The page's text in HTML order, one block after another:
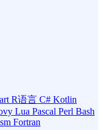
R语言 C# Kotlin
Lua Pascal Perl Bash
Fortran